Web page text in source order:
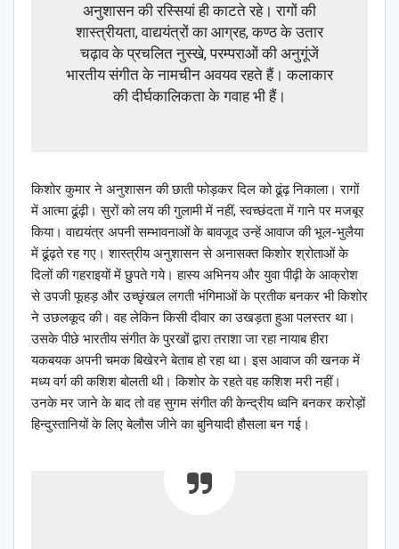
अनुशासन की रस्सियां ही काटते रहे। रागों की
शास्त्रीयता, वाद्ययंत्रों का आग्रह, कण्ठ के उतार
चढ़ाव के प्रचलित नुस्खे, परम्पराओं की अनुगूंजें
भारतीय संगीत के नामचीन अवयव रहते हैं। कलाकार
की दीर्घकालिकता के गवाह भी हैं।
किशोर कुमार ने अनुशासन की छाती फोड़कर दिल को ढूंढ़ निकाला। रागों
में आत्मा ढूंढ़ी। सुरों को लय की गुलामी में नहीं, स्वच्छंदता में गाने पर मजबूर
किया। वाद्ययंत्र अपनी सम्भावनाओं के बावजूद उन्हें आवाज की भूल-भुलैया
में ढूंढ़ते रह गए। शास्त्रीय अनुशासन से अनासक्त किशोर श्रोताओं के
दिलों की गहराइयों में छुपते गये। हास्य अभिनय और युवा पीढ़ी के आक्रोश
से उपजी फूहड़ और उच्छृंखल लगती भंगिमाओं के प्रतीक बनकर भी किशोर
ने उछलकूद की। वह लेकिन किसी दीवार का उखड़ता हुआ पलस्तर था।
उसके पीछे भारतीय संगीत के पुरखों द्वारा तराशा जा रहा नायाब हीरा
यकबयक अपनी चमक बिखेरने बेताब हो रहा था। इस आवाज की खनक में
मध्य वर्ग की कशिश बोलती थी। किशोर के रहते वह कशिश मरी नहीं।
उनके मर जाने के बाद तो वह सुगम संगीत की केन्द्रीय ध्वनि बनकर करोड़ों
हिन्दुस्तानियों के लिए बेलौस जीने का बुनियादी हौसला बन गई।